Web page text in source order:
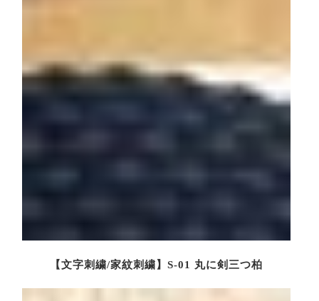
【文字刺繍/家紋刺繍】S-01 丸に剣三つ柏